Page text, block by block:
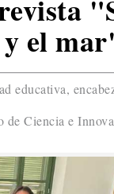
el
educativa,
Ciencia e